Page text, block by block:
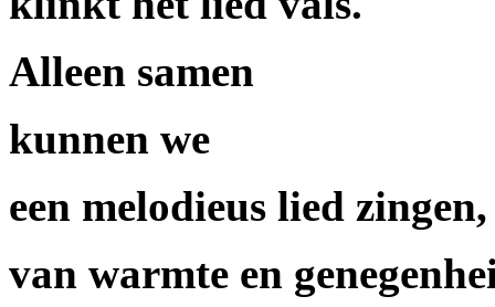
Alleen samen
kunnen we
een melodieus lied zingen,
van warmte en